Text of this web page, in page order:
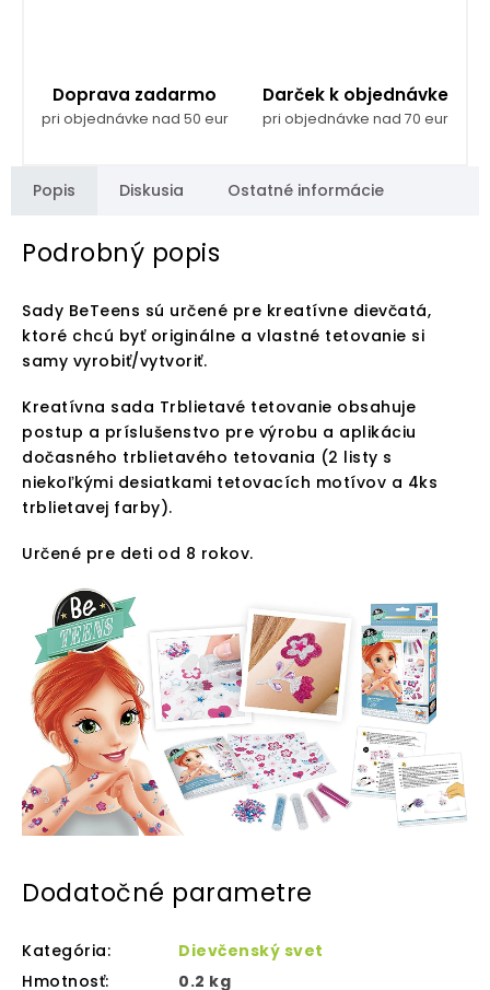
Doprava zadarmo
pri objednávke nad 50 eur
Darček k objednávke
pri objednávke nad 70 eur
Popis Diskusia Ostatné informácie
Podrobný popis
Sady BeTeens sú určené pre kreatívne dievčatá,
ktoré chcú byť originálne a vlastné tetovanie si
samy vyrobiť/vytvoriť.
Kreatívna sada Trblietavé tetovanie obsahuje
postup a príslušenstvo pre výrobu a aplikáciu
dočasného trblietavého tetovania (2 listy s
niekoľkými desiatkami tetovacích motívov a 4ks
trblietavej farby).
Určené pre deti od 8 rokov.
Dodatočné parametre
Kategória:
Dievčenský svet
Hmotnosť:
0.2 kg